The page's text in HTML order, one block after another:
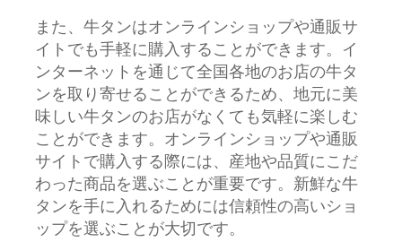
また、牛タンはオンラインショップや通販サ
イトでも手軽に購入することができます。イ
ンターネットを通じて全国各地のお店の牛タ
ンを取り寄せることができるため、地元に美
味しい牛タンのお店がなくても気軽に楽しむ
ことができます。オンラインショップや通販
サイトで購入する際には、産地や品質にこだ
わった商品を選ぶことが重要です。新鮮な牛
タンを手に入れるためには信頼性の高いショ
ップを選ぶことが大切です。